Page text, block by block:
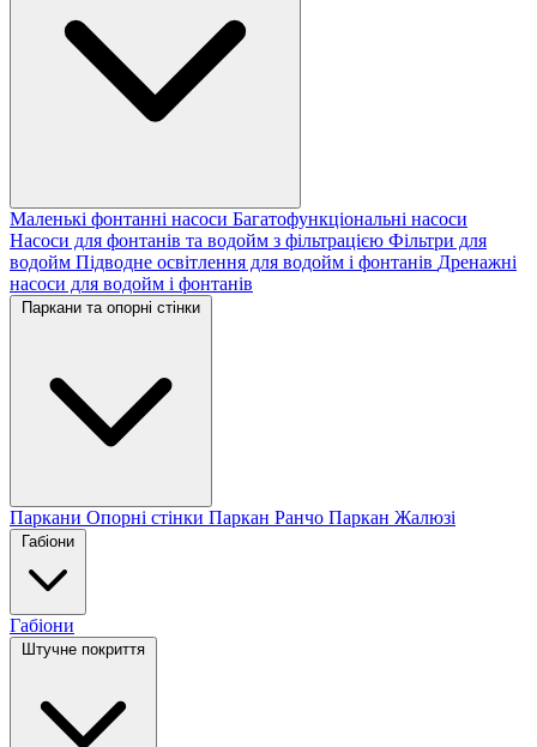
Маленькі фонтанні насоси Багатофункціональні насоси
Насоси для фонтанів та водойм з фільтрацією Фільтри для
водойм Підводне освітлення для водойм і фонтанів Дренажні
насоси для водойм і фонтанів
Паркани та опорні стінки
Паркани Опорні стінки Паркан Ранчо Паркан Жалюзі
Габіони
Габіони
Штучне покриття